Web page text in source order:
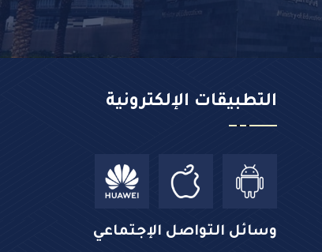
التطبيقات الإلكترونية
وسائل التواصل الإجتماعي